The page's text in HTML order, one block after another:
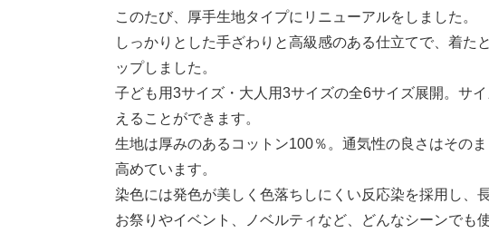
このたび、厚手生地タイプにリニューアルをしました。
しっかりとした手ざわりと高級感のある仕立てで、着た
ップしました。
子ども用3サイズ・大人用3サイズの全6サイズ展開。サ
えることができます。
生地は厚みのあるコットン100％。通気性の良さはその
高めています。
染色には発色が美しく色落ちしにくい反応染を採用し、
お祭りやイベント、ノベルティなど、どんなシーンでも